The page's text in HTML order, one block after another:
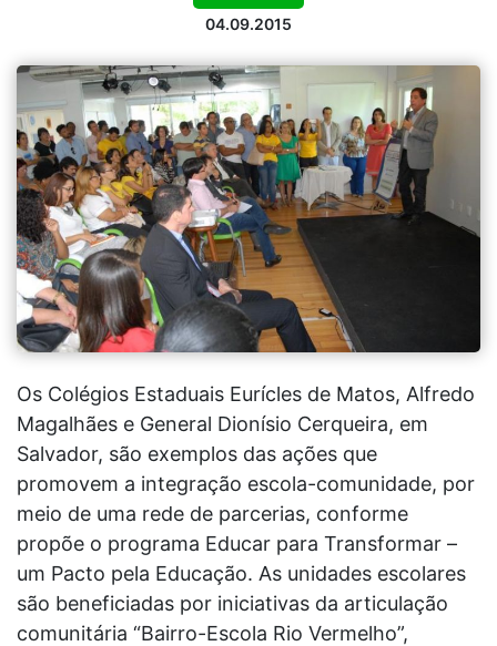
04.09.2015
Os Colégios Estaduais Eurícles de Matos, Alfredo
Magalhães e General Dionísio Cerqueira, em
Salvador, são exemplos das ações que
promovem a integração escola-comunidade, por
meio de uma rede de parcerias, conforme
propõe o programa Educar para Transformar –
um Pacto pela Educação. As unidades escolares
são beneficiadas por iniciativas da articulação
comunitária “Bairro-Escola Rio Vermelho”,